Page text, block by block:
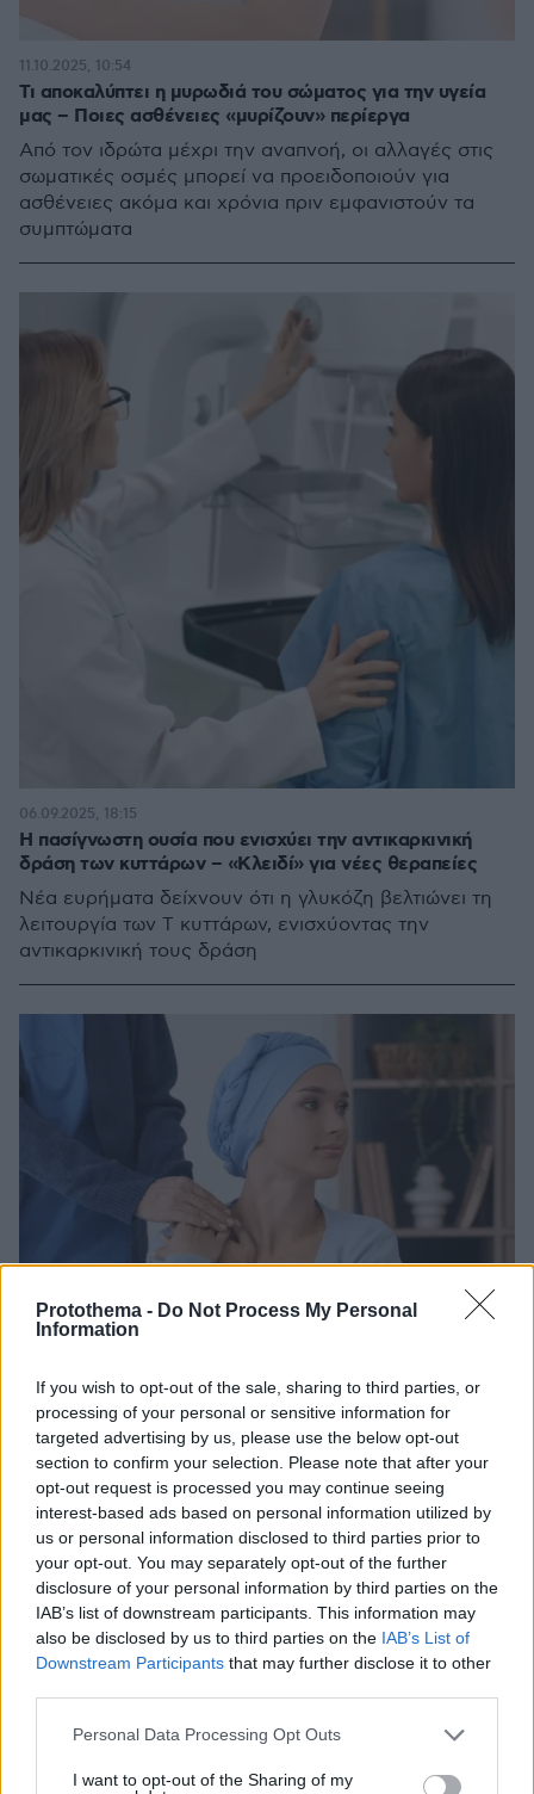
Protothema - Do Not Process My Personal
Information
If you wish to opt-out of the sale, sharing to third parties, or
processing of your personal or sensitive information for
targeted advertising by us, please use the below opt-out
section to confirm your selection. Please note that after your
opt-out request is processed you may continue seeing
interest-based ads based on personal information utilized by
us or personal information disclosed to third parties prior to
your opt-out. You may separately opt-out of the further
disclosure of your personal information by third parties on the
IAB’s list of downstream participants. This information may
also be disclosed by us to third parties on the IAB’s List of
Downstream Participants that may further disclose it to other
Please note that this website/app uses one or more Google
not limited to your visit or usage behaviour. You may click to
Personal Data Processing Opt Outs
I want to opt-out of the Sharing of my
Τι αποκαλύπτει η μυρωδιά του σώματος για την υγεία
μας – Ποιες ασθένειες «μυρίζουν» περίεργα
Από τον ιδρώτα μέχρι την αναπνοή, οι αλλαγές στις
σωματικές οσμές μπορεί να προειδοποιούν για
ασθένειες ακόμα και χρόνια πριν εμφανιστούν τα
συμπτώματα
11.10.2025, 10:54
Η πασίγνωστη ουσία που ενισχύει την αντικαρκινική
δράση των κυττάρων – «Κλειδί» για νέες θεραπείες
Νέα ευρήματα δείχνουν ότι η γλυκόζη βελτιώνει τη
λειτουργία των Τ κυττάρων, ενισχύοντας την
αντικαρκινική τους δράση
06.09.2025, 18:15
Νέο «όπλο» στη μάχη κατά του καρκίνου – Διπλασιάζει
την αποτελεσματικότητα της χημειοθεραπείας
Μια καινοτόμος προσέγγιση στοχεύει την ικανότητα
προσαρμογής των καρκινικών κυττάρων, καθιστώντας
τα πιο ευάλωτα στη θεραπεία
29.08.2025, 15:47